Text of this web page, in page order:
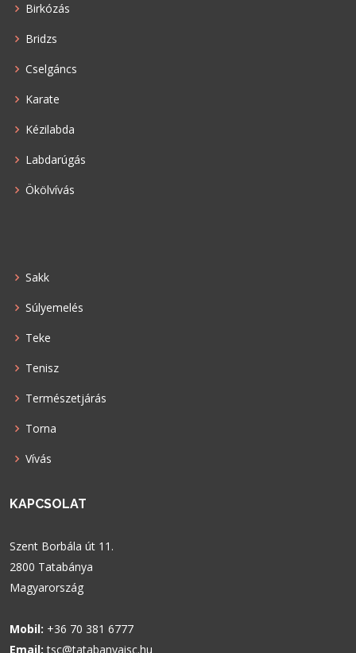
Birkózás
Bridzs
Cselgáncs
Karate
Kézilabda
Labdarúgás
Ökölvívás
Sakk
Súlyemelés
Teke
Tenisz
Természetjárás
Torna
Vívás
KAPCSOLAT
Szent Borbála út 11.
2800 Tatabánya
Magyarország
Mobil: +36 70 381 6777
Email: tsc@tatabanyaisc.hu